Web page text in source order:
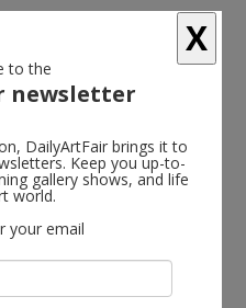
X
to the
newsletter
DailyArtFair brings it to
Keep you up-to-
gallery shows, and life
world.
your email